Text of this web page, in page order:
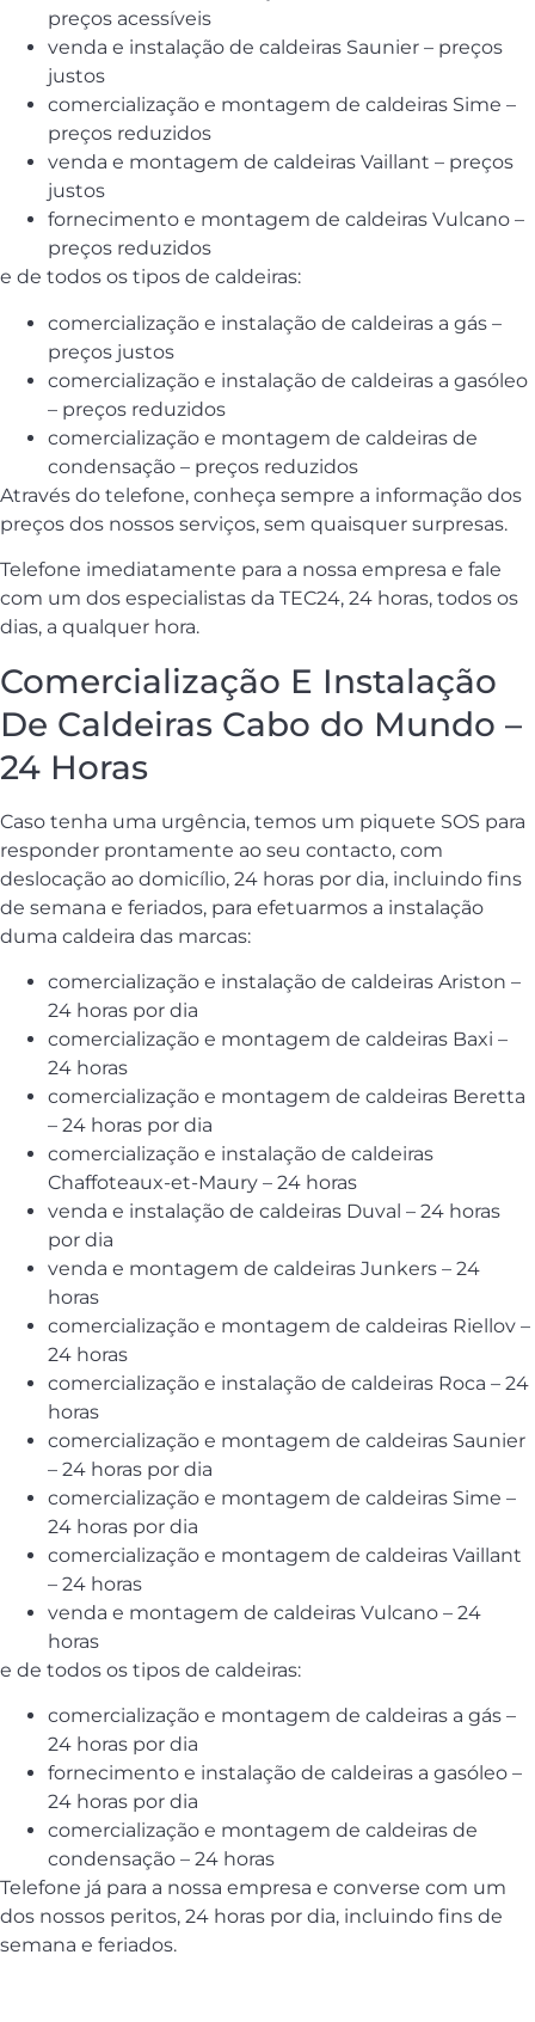
preços acessíveis
venda e instalação de caldeiras Saunier – preços
justos
comercialização e montagem de caldeiras Sime –
preços reduzidos
venda e montagem de caldeiras Vaillant – preços
justos
fornecimento e montagem de caldeiras Vulcano –
preços reduzidos
e de todos os tipos de caldeiras:
comercialização e instalação de caldeiras a gás –
preços justos
comercialização e instalação de caldeiras a gasóleo
– preços reduzidos
comercialização e montagem de caldeiras de
condensação – preços reduzidos
Através do telefone, conheça sempre a informação dos
preços dos nossos serviços, sem quaisquer surpresas.
Telefone imediatamente para a nossa empresa e fale
com um dos especialistas da TEC24, 24 horas, todos os
dias, a qualquer hora.
Comercialização E Instalação
De Caldeiras Cabo do Mundo –
24 Horas
Caso tenha uma urgência, temos um piquete SOS para
responder prontamente ao seu contacto, com
deslocação ao domicílio, 24 horas por dia, incluindo fins
de semana e feriados, para efetuarmos a instalação
duma caldeira das marcas:
comercialização e instalação de caldeiras Ariston –
24 horas por dia
comercialização e montagem de caldeiras Baxi –
24 horas
comercialização e montagem de caldeiras Beretta
– 24 horas por dia
comercialização e instalação de caldeiras
Chaffoteaux-et-Maury – 24 horas
venda e instalação de caldeiras Duval – 24 horas
por dia
venda e montagem de caldeiras Junkers – 24
horas
comercialização e montagem de caldeiras Riellov –
24 horas
comercialização e instalação de caldeiras Roca – 24
horas
comercialização e montagem de caldeiras Saunier
– 24 horas por dia
comercialização e montagem de caldeiras Sime –
24 horas por dia
comercialização e montagem de caldeiras Vaillant
– 24 horas
venda e montagem de caldeiras Vulcano – 24
horas
e de todos os tipos de caldeiras:
comercialização e montagem de caldeiras a gás –
24 horas por dia
fornecimento e instalação de caldeiras a gasóleo –
24 horas por dia
comercialização e montagem de caldeiras de
condensação – 24 horas
Telefone já para a nossa empresa e converse com um
dos nossos peritos, 24 horas por dia, incluindo fins de
semana e feriados.